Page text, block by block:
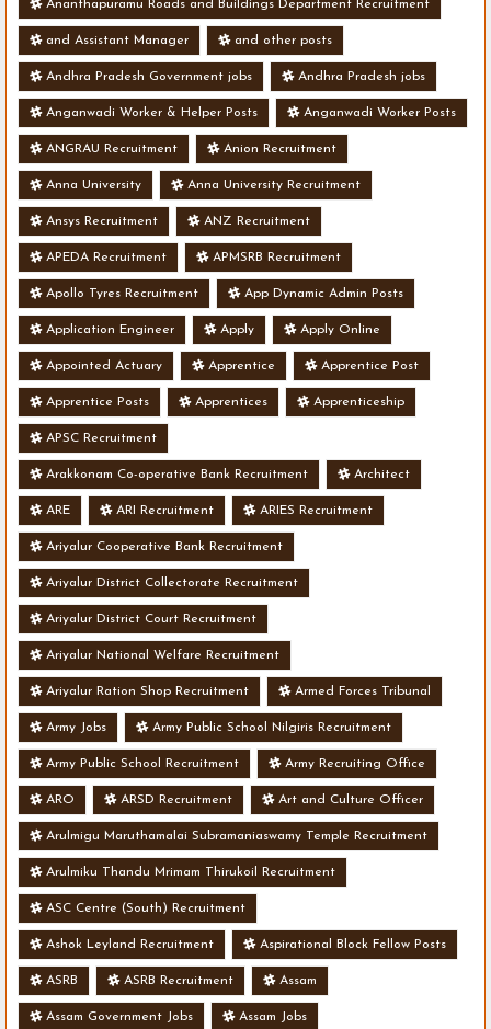
Ananthapuramu Roads and Buildings Department Recruitment
and Assistant Manager and other posts
Andhra Pradesh Government jobs Andhra Pradesh jobs
Anganwadi Worker & Helper Posts Anganwadi Worker Posts
ANGRAU Recruitment Anion Recruitment
Anna University Anna University Recruitment
Ansys Recruitment ANZ Recruitment
APEDA Recruitment APMSRB Recruitment
Apollo Tyres Recruitment App Dynamic Admin Posts
Application Engineer Apply Apply Online
Appointed Actuary Apprentice Apprentice Post
Apprentice Posts Apprentices Apprenticeship
APSC Recruitment
Arakkonam Co-operative Bank Recruitment Architect
ARE ARI Recruitment ARIES Recruitment
Ariyalur Cooperative Bank Recruitment
Ariyalur District Collectorate Recruitment
Ariyalur District Court Recruitment
Ariyalur National Welfare Recruitment
Ariyalur Ration Shop Recruitment Armed Forces Tribunal
Army Jobs Army Public School Nilgiris Recruitment
Army Public School Recruitment Army Recruiting Office
ARO ARSD Recruitment Art and Culture Officer
Arulmigu Maruthamalai Subramaniaswamy Temple Recruitment
Arulmiku Thandu Mrimam Thirukoil Recruitment
ASC Centre (South) Recruitment
Ashok Leyland Recruitment Aspirational Block Fellow Posts
ASRB ASRB Recruitment Assam
Assam Government Jobs Assam Jobs